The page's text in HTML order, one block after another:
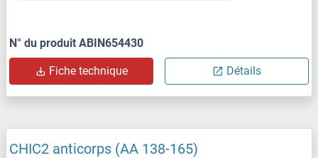
N° du produit ABIN654430
Fiche technique Détails
CHIC2 anticorps (AA 138-165)